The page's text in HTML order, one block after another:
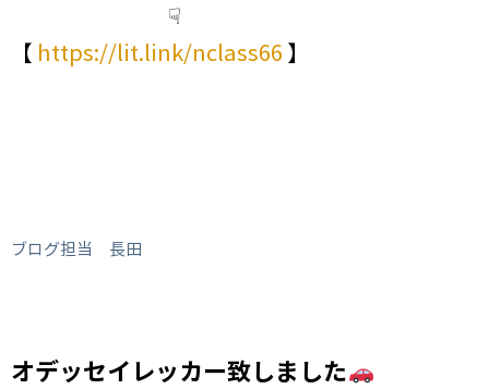
☟
【 https://lit.link/nclass66 】
ブログ担当 長田
オデッセイレッカー致しました